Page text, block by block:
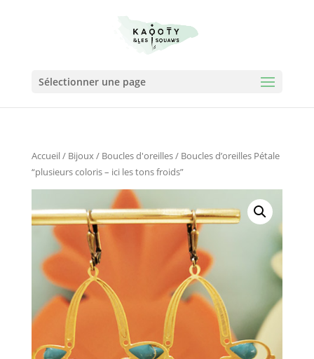
Sélectionner une page
Accueil/ Bijoux/ Boucles d'oreilles/ Boucles d’oreilles Pétale
“plusieurs coloris – ici les tons froids”